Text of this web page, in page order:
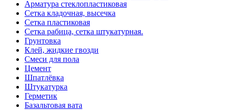
Арматура стеклопластиковая
Сетка кладочная, высечка
Сетка пластиковая
Сетка рабица, сетка штукатурная.
Грунтовка
Клей, жидкие гвозди
Смеси для пола
Цемент
Шпатлёвка
Штукатурка
Герметик
Базальтовая вата